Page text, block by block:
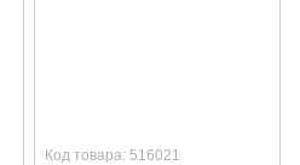
Код товара: 516021